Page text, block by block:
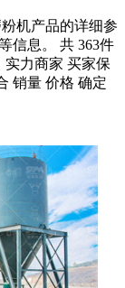
机产品的详细参
信息。 共 363件
实力商家 买家保
销量 价格 确定